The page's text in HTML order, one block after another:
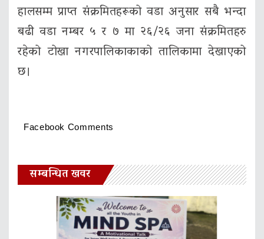
हालसम्म प्राप्त संक्रमितहरूको वडा अनुसार सबै भन्दा
बढी वडा नम्बर ५ र ७ मा २६/२६ जना संक्रमितहरु
रहेको टोखा नगरपालिकाकाको तालिकामा देखाएको
छ।
Facebook Comments
सम्बन्धित खवर